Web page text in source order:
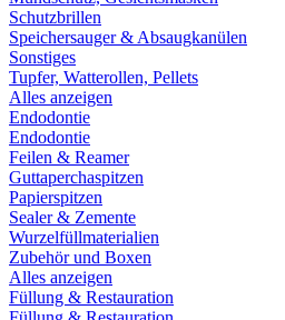
Schutzbrillen
Speichersauger & Absaugkanülen
Sonstiges
Tupfer, Watterollen, Pellets
Alles anzeigen
Endodontie
Endodontie
Feilen & Reamer
Guttaperchaspitzen
Papierspitzen
Sealer & Zemente
Wurzelfüllmaterialien
Zubehör und Boxen
Alles anzeigen
Füllung & Restauration